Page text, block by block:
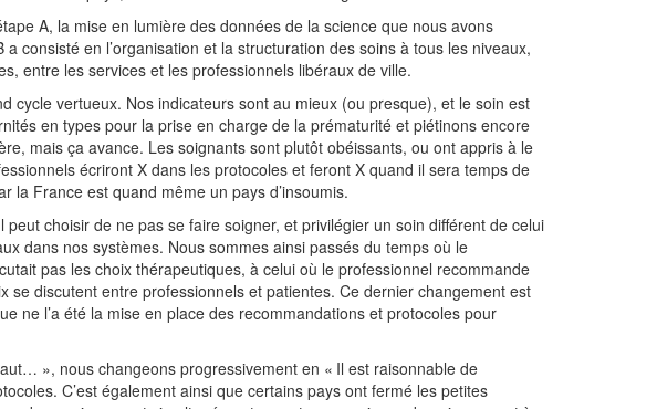
A, la mise en lumière des données de la science que nous avons
a consisté en l’organisation et la structuration des soins à tous les niveaux,
entre les services et les professionnels libéraux de ville.
cycle vertueux. Nos indicateurs sont au mieux (ou presque), et le soin est
en types pour la prise en charge de la prématurité et piétinons encore
mais ça avance. Les soignants sont plutôt obéissants, ou ont appris à le
écriront X dans les protocoles et feront X quand il sera temps de
la France est quand même un pays d’insoumis.
choisir de ne pas se faire soigner, et privilégier un soin différent de celui
dans nos systèmes. Nous sommes ainsi passés du temps où le
pas les choix thérapeutiques, à celui où le professionnel recommande
se discutent entre professionnels et patientes. Ce dernier changement est
ne l’a été la mise en place des recommandations et protocoles pour
», nous changeons progressivement en « Il est raisonnable de
C’est également ainsi que certains pays ont fermé les petites